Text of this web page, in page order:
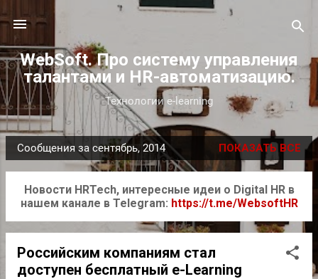
WebSoft. Про систему управления
талантами и HR-автоматизацию.
Технологии e-learning
С
о
щ
Сообщения за сентябрь, 2014 ПОКАЗАТЬ ВСЕ
Новости HRTech, интересные идеи о Digital HR в
нашем канале в Telegram: https://t.me/WebsoftHR
Российским компаниям стал
доступен бесплатный e-Learning